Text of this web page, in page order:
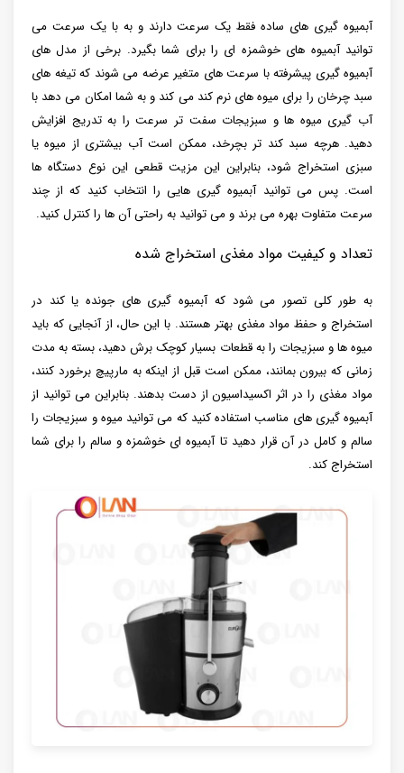
آبمیوه ‌گیری ‌های ساده فقط یک سرعت دارند و به با یک سرعت می
توانید آبمیوه های خوشمزه ای را برای شما بگیرد. برخی از مدل‌ های
آبمیوه ‌گیری پیشرفته با سرعت ‌های متغیر عرضه می ‌شوند که تیغه ‌های
سبد چرخان را برای میوه ‌های نرم کند می ‌کند و به شما امکان می ‌دهد با
آب‌ گیری میوه‌ ها و سبزیجات سفت ‌تر سرعت را به تدریج افزایش
دهید. هرچه سبد کند تر بچرخد، ممکن است آب بیشتری از میوه یا
سبزی استخراج شود، بنابراین این مزیت قطعی این نوع دستگاه ها
است. پس می توانید آبمیوه گیری هایی را انتخاب کنید که از چند
سرعت متفاوت بهره می برند و می توانید به راحتی آن ها را کنترل کنید.
تعداد و کیفیت مواد مغذی استخراج شده
به طور کلی تصور می شود که آبمیوه گیری های جونده یا کند در
استخراج و حفظ مواد مغذی بهتر هستند. با این حال، از آنجایی که باید
میوه ها و سبزیجات را به قطعات بسیار کوچک برش دهید، بسته به مدت
زمانی که بیرون بمانند، ممکن است قبل از اینکه به مارپیچ برخورد کنند،
مواد مغذی را در اثر اکسیداسیون از دست بدهند. بنابراین می توانید از
آبمیوه گیری های مناسب استفاده کنید که می توانید میوه و سبزیجات را
سالم و کامل در آن قرار دهید تا آبمیوه ای خوشمزه و سالم را برای شما
استخراج کند.